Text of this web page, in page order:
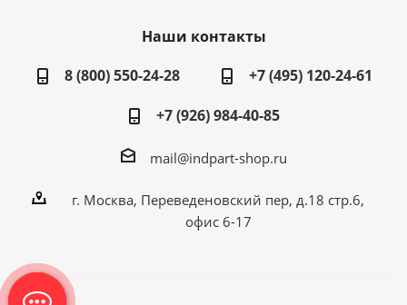
Наши контакты
8 (800) 550-24-28
+7 (495) 120-24-61
+7 (926) 984-40-85
mail@indpart-shop.ru
г. Москва, Переведеновский пер, д.18 стр.6,
офис 6-17